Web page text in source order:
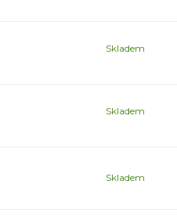
Skladem
Skladem
Skladem